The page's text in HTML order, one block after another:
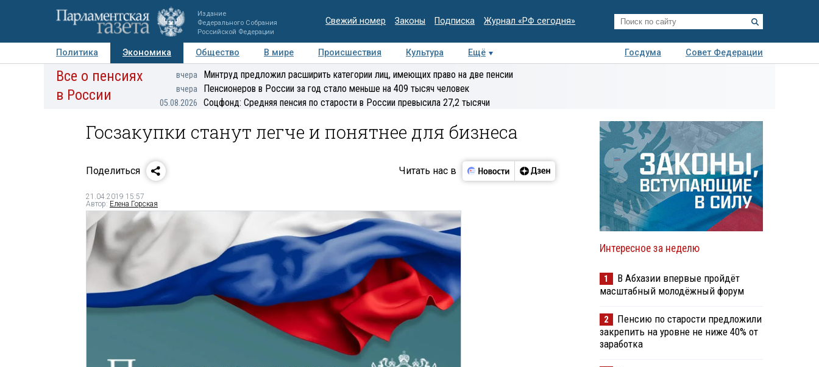
Издание
Федерального Собрания
Российской Федерации
Свежий номер Законы Подписка Журнал «РФ сегодня»
Политика Экономика Общество В мире Происшествия Культура Ещё Госдума
Совет Федерации
Авторы Персоны Мнения Регионы Медиацентр Интервью Колумнисты
Деловая
Все о пенсиях
в России
вчера Минтруд предложил расширить категории лиц, имеющих право на две пенсии
вчера Пенсионеров в России за год стало меньше на 409 тысяч человек
05.08.2026 Соцфонд: Средняя пенсия по старости в России превысила 27,2 тысячи
Госзакупки станут легче и понятнее для бизнеса
Поделиться Читать нас в
21.04.2019 15:57
Автор: Елена Горская
Интересное за неделю
1
В Абхазии впервые пройдёт
масштабный молодёжный форум
2
Пенсию по старости предложили
закрепить на уровне не ниже 40% от
заработка